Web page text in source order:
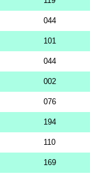
044
101
044
002
076
194
110
169